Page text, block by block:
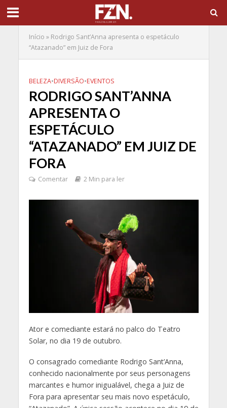
Início » Rodrigo Sant’Anna apresenta o espetáculo
“Atazanado” em Juiz de Fora
BELEZA•DIVERSÃO•EVENTOS
RODRIGO SANT’ANNA
APRESENTA O
ESPETÁCULO
“ATAZANADO” EM JUIZ DE
FORA
Comentar 2 Min para ler
Ator e comediante estará no palco do Teatro
Solar, no dia 19 de outubro.
O consagrado comediante Rodrigo Sant’Anna,
conhecido nacionalmente por seus personagens
marcantes e humor inigualável, chega a Juiz de
Fora para apresentar seu mais novo espetáculo,